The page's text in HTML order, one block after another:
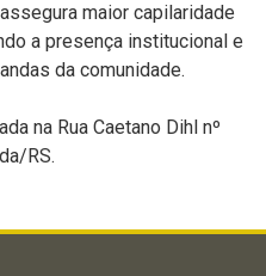
maior capilaridade
a presença institucional e
da comunidade.
na Rua Caetano Dihl nº
RS.